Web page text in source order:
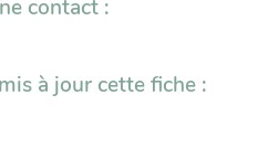
contact :
à jour cette fiche :